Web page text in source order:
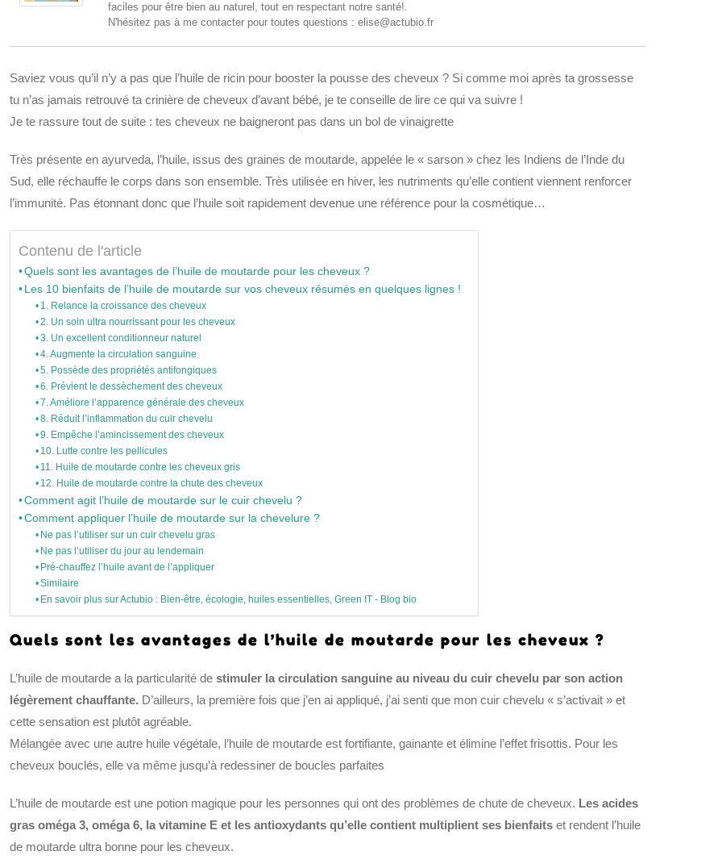
faciles pour être bien au naturel, tout en respectant notre santé!.
N'hésitez pas à me contacter pour toutes questions : elise@actubio.fr
Saviez vous qu’il n’y a pas que l’huile de ricin pour booster la pousse des cheveux ? Si comme moi après ta grossesse
tu n’as jamais retrouvé ta crinière de cheveux d’avant bébé, je te conseille de lire ce qui va suivre !
Je te rassure tout de suite : tes cheveux ne baigneront pas dans un bol de vinaigrette
Très présente en ayurveda, l’huile, issus des graines de moutarde, appelée le « sarson » chez les Indiens de l’Inde du
Sud, elle réchauffe le corps dans son ensemble. Très utilisée en hiver, les nutriments qu’elle contient viennent renforcer
l’immunité. Pas étonnant donc que l’huile soit rapidement devenue une référence pour la cosmétique…
Contenu de l'article
Quels sont les avantages de l’huile de moutarde pour les cheveux ?
Les 10 bienfaits de l’huile de moutarde sur vos cheveux résumés en quelques lignes !
1. Relance la croissance des cheveux
2. Un soin ultra nourrissant pour les cheveux
3. Un excellent conditionneur naturel
4. Augmente la circulation sanguine
5. Possède des propriétés antifongiques
6. Prévient le dessèchement des cheveux
7. Améliore l’apparence générale des cheveux
8. Réduit l’inflammation du cuir chevelu
9. Empêche l’amincissement des cheveux
10. Lutte contre les pellicules
11. Huile de moutarde contre les cheveux gris
12. Huile de moutarde contre la chute des cheveux
Comment agit l’huile de moutarde sur le cuir chevelu ?
Comment appliquer l’huile de moutarde sur la chevelure ?
Ne pas l’utiliser sur un cuir chevelu gras
Ne pas l’utiliser du jour au lendemain
Pré-chauffez l’huile avant de l’appliquer
Similaire
En savoir plus sur Actubio : Bien-être, écologie, huiles essentielles, Green IT - Blog bio
Quels sont les avantages de l’huile de moutarde pour les cheveux ?
L’huile de moutarde a la particularité destimuler la circulation sanguine au niveau du cuir chevelu par son action
légèrement chauffante. D’ailleurs, la première fois que j’en ai appliqué, j’ai senti que mon cuir chevelu « s’activait » et
cette sensation est plutôt agréable.
Mélangée avec une autre huile végétale, l’huile de moutarde est fortifiante, gainante et élimine l’effet frisottis. Pour les
cheveux bouclés, elle va même jusqu’à redessiner de boucles parfaites
L’huile de moutarde est une potion magique pour les personnes qui ont des problèmes de chute de cheveux. Les acides
gras oméga 3, oméga 6, la vitamine E et les antioxydants qu’elle contient multiplient ses bienfaitset rendent l’huile
de moutarde ultra bonne pour les cheveux.